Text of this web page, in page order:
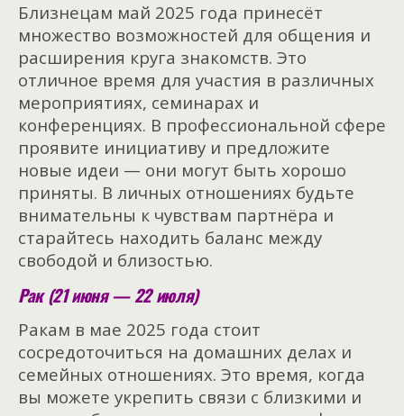
Близнецам май 2025 года принесёт
множество возможностей для общения и
расширения круга знакомств. Это
отличное время для участия в различных
мероприятиях, семинарах и
конференциях. В профессиональной сфере
проявите инициативу и предложите
новые идеи — они могут быть хорошо
приняты. В личных отношениях будьте
внимательны к чувствам партнёра и
старайтесь находить баланс между
свободой и близостью.
Рак (21 июня — 22 июля)
Ракам в мае 2025 года стоит
сосредоточиться на домашних делах и
семейных отношениях. Это время, когда
вы можете укрепить связи с близкими и